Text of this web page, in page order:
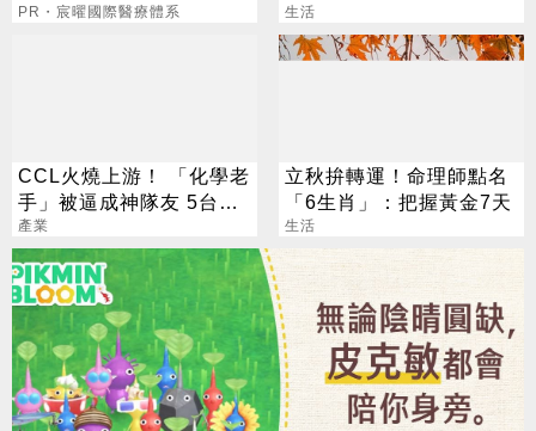
善生活品質
PR・宸曜國際醫療體系
7送7
生活
CCL火燒上游！ 「化學老
手」被逼成神隊友 5台廠
默默發財
產業
立秋拚轉運！命理師點名
「6生肖」：把握黃金7天
生活